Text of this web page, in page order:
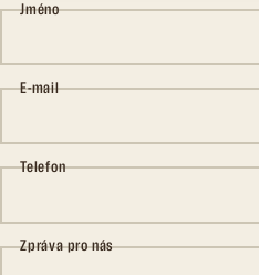
Jméno
E-mail
Telefon
Zpráva pro nás